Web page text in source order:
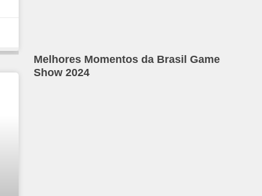
Melhores Momentos da Brasil Game
Show 2024